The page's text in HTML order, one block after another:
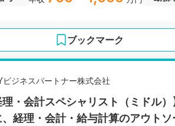
ブックマーク
ビジネスパートナー株式会社
理・会計スペシャリスト（ミドル
経理・会計・給与計算のアウト